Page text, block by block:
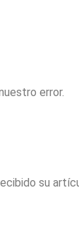
error.
su